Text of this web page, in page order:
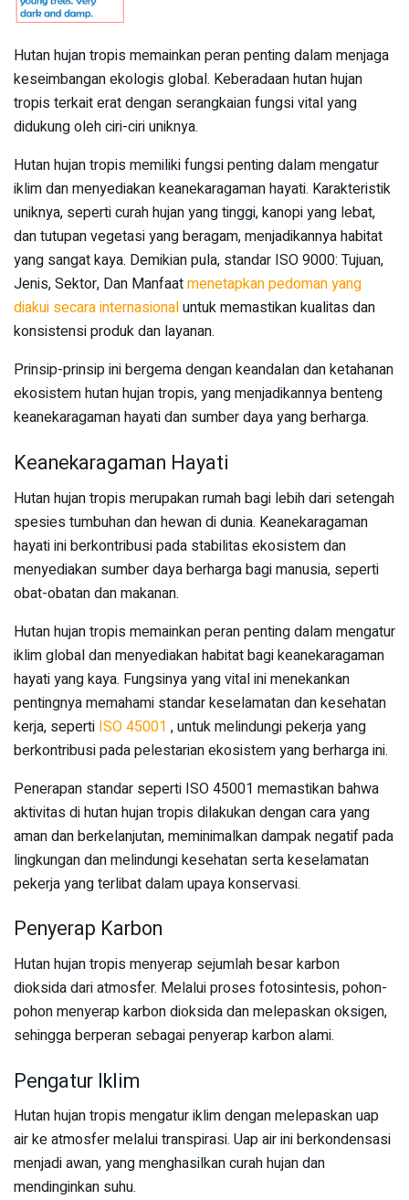
Hutan hujan tropis memainkan peran penting dalam menjaga
keseimbangan ekologis global. Keberadaan hutan hujan
tropis terkait erat dengan serangkaian fungsi vital yang
didukung oleh ciri-ciri uniknya.
Hutan hujan tropis memiliki fungsi penting dalam mengatur
iklim dan menyediakan keanekaragaman hayati. Karakteristik
uniknya, seperti curah hujan yang tinggi, kanopi yang lebat,
dan tutupan vegetasi yang beragam, menjadikannya habitat
yang sangat kaya. Demikian pula, standar ISO 9000: Tujuan,
Jenis, Sektor, Dan Manfaatmenetapkan pedoman yang
diakui secara internasionaluntuk memastikan kualitas dan
konsistensi produk dan layanan.
Prinsip-prinsip ini bergema dengan keandalan dan ketahanan
ekosistem hutan hujan tropis, yang menjadikannya benteng
keanekaragaman hayati dan sumber daya yang berharga.
Keanekaragaman Hayati
Hutan hujan tropis merupakan rumah bagi lebih dari setengah
spesies tumbuhan dan hewan di dunia. Keanekaragaman
hayati ini berkontribusi pada stabilitas ekosistem dan
menyediakan sumber daya berharga bagi manusia, seperti
obat-obatan dan makanan.
Hutan hujan tropis memainkan peran penting dalam mengatur
iklim global dan menyediakan habitat bagi keanekaragaman
hayati yang kaya. Fungsinya yang vital ini menekankan
pentingnya memahami standar keselamatan dan kesehatan
kerja, seperti ISO 45001 , untuk melindungi pekerja yang
berkontribusi pada pelestarian ekosistem yang berharga ini.
Penerapan standar seperti ISO 45001 memastikan bahwa
aktivitas di hutan hujan tropis dilakukan dengan cara yang
aman dan berkelanjutan, meminimalkan dampak negatif pada
lingkungan dan melindungi kesehatan serta keselamatan
pekerja yang terlibat dalam upaya konservasi.
Penyerap Karbon
Hutan hujan tropis menyerap sejumlah besar karbon
dioksida dari atmosfer. Melalui proses fotosintesis, pohon-
pohon menyerap karbon dioksida dan melepaskan oksigen,
sehingga berperan sebagai penyerap karbon alami.
Pengatur Iklim
Hutan hujan tropis mengatur iklim dengan melepaskan uap
air ke atmosfer melalui transpirasi. Uap air ini berkondensasi
menjadi awan, yang menghasilkan curah hujan dan
mendinginkan suhu.